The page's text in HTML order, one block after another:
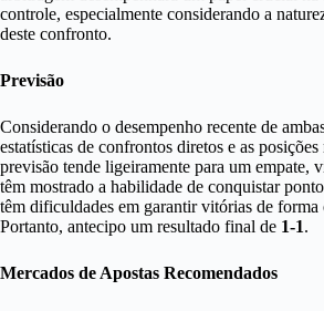
controle, especialmente considerando a
deste confronto.
Previsão
Considerando o desempenho recente de
estatísticas de confrontos diretos e as posições
previsão tende ligeiramente para um empate,
têm mostrado a habilidade de conquistar
têm dificuldades em garantir vitórias de forma
Portanto, antecipo um resultado final de 1-1.
Mercados de Apostas Recomendados